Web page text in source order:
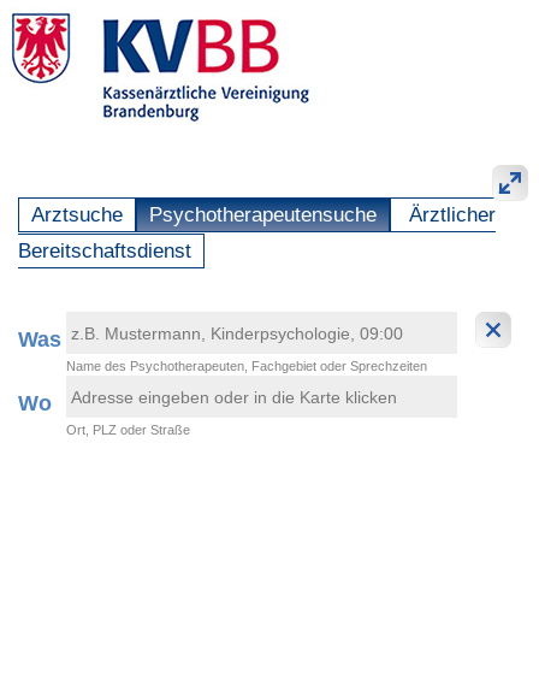
Arztsuche Psychotherapeutensuche
Ärztlicher
Bereitschaftsdienst
Was
Name des Psychotherapeuten, Fachgebiet oder Sprechzeiten
Wo
Ort, PLZ oder Straße